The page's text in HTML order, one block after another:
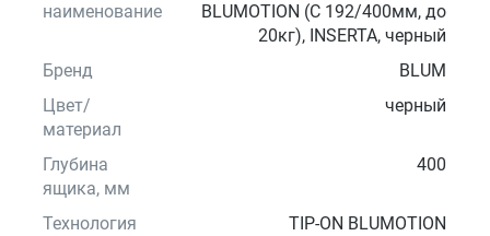
наименование
BLUMOTION (С 192/400мм, до
20кг), INSERTA, черный
Бренд
BLUM
Цвет/
материал
черный
Глубина
ящика, мм
400
Технология
TIP-ON BLUMOTION